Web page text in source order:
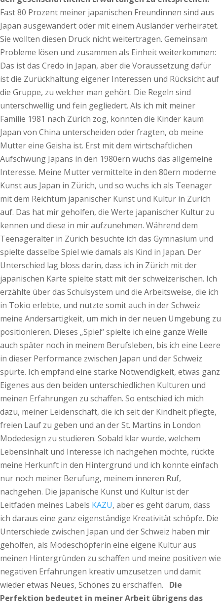
Fast 80 Prozent meiner japanischen Freundinnen sind aus
Japan ausgewandert oder mit einem Ausländer verheiratet.
Sie wollten diesen Druck nicht weitertragen. Gemeinsam
Probleme lösen und zusammen als Einheit weiterkommen:
Das ist das Credo in Japan, aber die Voraussetzung dafür
ist die Zurückhaltung eigener Interessen und Rücksicht auf
die Gruppe, zu welcher man gehört. Die Regeln sind
unterschwellig und fein gegliedert. Als ich mit meiner
Familie 1981 nach Zürich zog, konnten die Kinder kaum
Japan von China unterscheiden oder fragten, ob meine
Mutter eine Geisha ist. Erst mit dem wirtschaftlichen
Aufschwung Japans in den 1980ern wuchs das allgemeine
Interesse. Meine Mutter vermittelte in den 80ern moderne
Kunst aus Japan in Zürich, und so wuchs ich als Teenager
mit dem Reichtum japanischer Kunst und Kultur in Zürich
auf. Das hat mir geholfen, die Werte japanischer Kultur zu
kennen und diese in mir aufzunehmen. Während dem
Teenageralter in Zürich besuchte ich das Gymnasium und
spielte dasselbe Spiel wie damals als Kind in Japan. Der
Unterschied lag bloss darin, dass ich in Zürich mit der
japanischen Karte spielte statt mit der schweizerischen. Ich
erzählte über das Schulsystem und die Arbeitsweise, die ich
in Tokio erlebte, und nutzte somit auch in der Schweiz
meine Andersartigkeit, um mich in der neuen Umgebung zu
positionieren. Dieses „Spiel“ spielte ich eine ganze Weile
auch später noch in meinem Berufsleben, bis ich eine Leere
in dieser Performance zwischen Japan und der Schweiz
spürte. Ich empfand eine starke Notwendigkeit, etwas ganz
Eigenes aus den beiden unterschiedlichen Kulturen und
meinen Erfahrungen zu schaffen. So entschied ich mich
dazu, meiner Leidenschaft, die ich seit der Kindheit pflegte,
freien Lauf zu geben und an der St. Martins in London
Modedesign zu studieren. Sobald klar wurde, welchem
Lebensinhalt und Interesse ich nachgehen möchte, rückte
meine Herkunft in den Hintergrund und ich konnte einfach
nur noch meiner Berufung, meinem inneren Ruf,
nachgehen. Die japanische Kunst und Kultur ist der
Leitfaden meines Labels KAZU, aber es geht darum, dass
ich daraus eine ganz eigenständige Kreativität schöpfe. Die
Unterschiede zwischen Japan und der Schweiz haben mir
geholfen, als Modeschöpferin eine eigene Kultur aus
meinen Hintergründen zu schaffen und meine positiven wie
negativen Erfahrungen kreativ umzusetzen und damit
wieder etwas Neues, Schönes zu erschaffen. Die
Perfektion bedeutet in meiner Arbeit übrigens das